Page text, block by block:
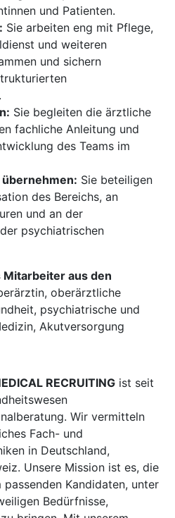
und Patienten.
Sie arbeiten eng mit Pflege,
und weiteren
und sichern
Sie begleiten die ärztliche
fachliche Anleitung und
des Teams im
Sie beteiligen
des Bereichs, an
und an der
psychiatrischen
aus den
oberärztliche
psychiatrische und
Akutversorgung
RECRUITING ist seit
Wir vermitteln
Fach- und
in Deutschland,
Unsere Mission ist es, die
Kandidaten, unter
Bedürfnisse,